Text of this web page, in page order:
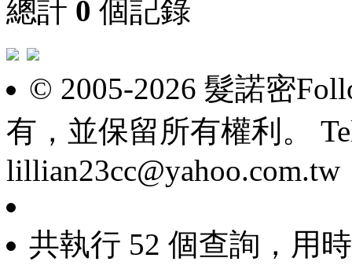
總計 0 個記錄
© 2005-2026 髮諾密
有，並保留所有權利。
lillian23cc@yahoo.com.tw
共執行 52 個查詢，用